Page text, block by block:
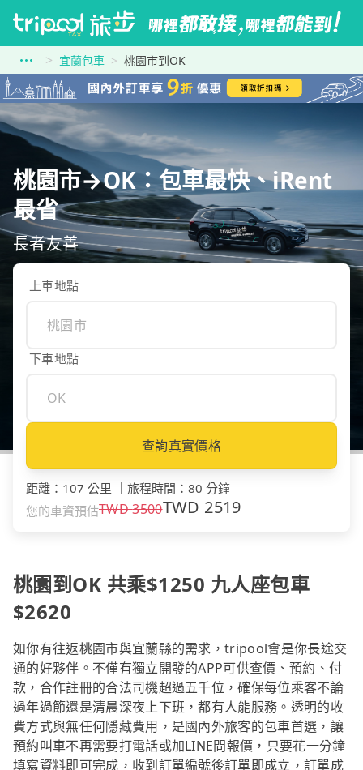
宜蘭包車 桃園市到OK
桃園市→OK：包車最快、iRent
最省
長者友善
上車地點
下車地點
查詢真實價格
距離 ： 107 公里 旅程時間 ： 80 分鐘
您的車資預估TWD3500TWD 2519
桃園到OK 共乘$1250 九人座包車
$2620
如你有往返桃園市與宜蘭縣的需求，tripool會是你長途交
通的好夥伴。不僅有獨立開發的APP可供查價、預約、付
款，合作註冊的合法司機超過五千位，確保每位乘客不論
過年過節還是清晨深夜上下班，都有人能服務。透明的收
費方式與無任何隱藏費用，是國內外旅客的包車首選，讓
預約叫車不再需要打電話或加LINE問報價，只要花一分鐘
填寫資料即可完成，收到訂單編號後訂單即成立，訂單成